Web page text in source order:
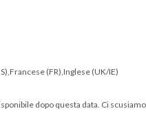
(FR),Inglese (UK/IE)
dopo questa data. Ci